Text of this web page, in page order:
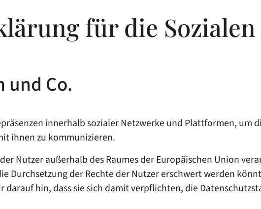
für die
und Co.
innerhalb sozialer Netzwerke und Plattformen, um
ihnen zu kommunizieren.
Nutzer außerhalb des Raumes der Europäischen Union
Durchsetzung der Rechte der Nutzer erschwert werden
hin, dass sie sich damit verpflichten, die